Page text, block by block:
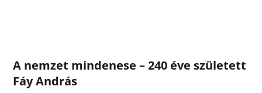
A nemzet mindenese – 240 éve született
Fáy András